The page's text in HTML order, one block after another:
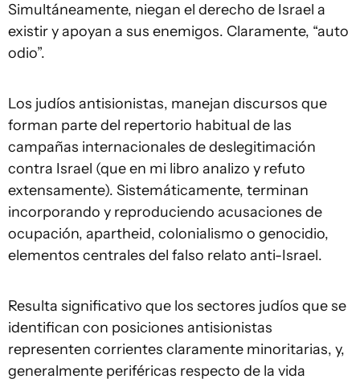
Simultáneamente, niegan el derecho de Israel a
existir y apoyan a sus enemigos. Claramente, “auto
odio”.
Los judíos antisionistas, manejan discursos que
forman parte del repertorio habitual de las
campañas internacionales de deslegitimación
contra Israel (que en mi libro analizo y refuto
extensamente). Sistemáticamente, terminan
incorporando y reproduciendo acusaciones de
ocupación, apartheid, colonialismo o genocidio,
elementos centrales del falso relato anti-Israel.
Resulta significativo que los sectores judíos que se
identifican con posiciones antisionistas
representen corrientes claramente minoritarias, y,
generalmente periféricas respecto de la vida